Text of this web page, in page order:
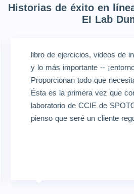
Historias de éxito en
EI Lab
libro de ejercicios, videos de
y lo más importante --
Proporcionan todo que
Ésta es la primera vez que
laboratorio de CCIE de
pienso que seré un cliente